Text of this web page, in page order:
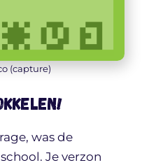
(capture)
was de
Je verzon